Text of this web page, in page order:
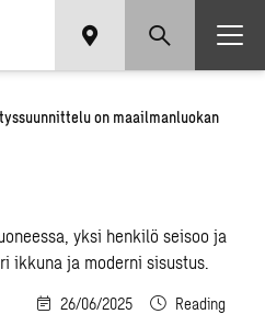
on maailmanluokan
26/06/2025
Reading